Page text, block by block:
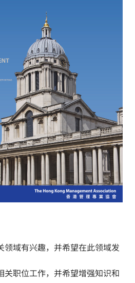
领域有兴趣，并希望在此领域发
关职位工作，并希望增强知识和